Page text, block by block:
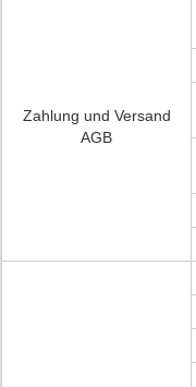
Zahlung und Versand
AGB